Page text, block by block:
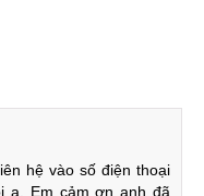
hệ vào số điện thoại
ạ. Em cảm ơn anh đã